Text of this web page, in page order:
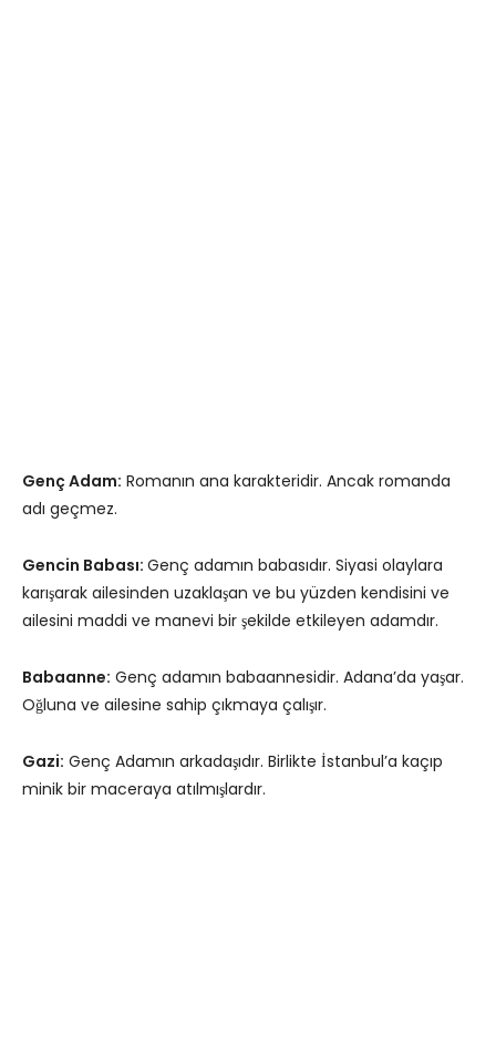
Genç Adam: Romanın ana karakteridir. Ancak romanda
adı geçmez.
Gencin Babası: Genç adamın babasıdır. Siyasi olaylara
karışarak ailesinden uzaklaşan ve bu yüzden kendisini ve
ailesini maddi ve manevi bir şekilde etkileyen adamdır.
Babaanne: Genç adamın babaannesidir. Adana’da yaşar.
Oğluna ve ailesine sahip çıkmaya çalışır.
Gazi: Genç Adamın arkadaşıdır. Birlikte İstanbul’a kaçıp
minik bir maceraya atılmışlardır.